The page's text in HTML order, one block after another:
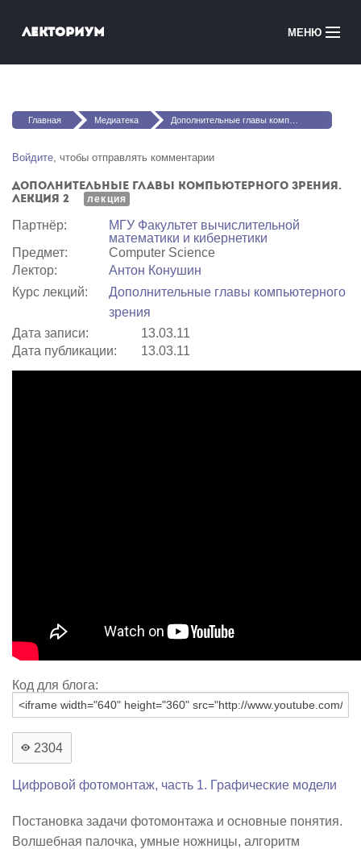
Лекториум МЕНЮ
Медиатека
Courses in English
Войти
Вы здесь
Главная Медиатека Дополнительные главы компьютерного зрения. Лекция 2
Войдите, чтобы отправлять комментарии
Дополнительные главы компьютерного зрения.
Лекция 2
лекция
Партнёр:
МГУ Факультет вычислительной
математики и кибернетики
Предмет:
Computer Science
Лектор:
Антон Конушин
Курс лекций:
Дополнительные главы компьютерного
зрения
Дата записи:
13.03.11
Дата публикации:
13.03.11
Код для блога:
2304
Цифровой фотомонтаж, часть 1. Графические модели
Постановка задачи фотомонтажа и основные понятия.
Волшебная палочка, умные ножницы, алгоритм